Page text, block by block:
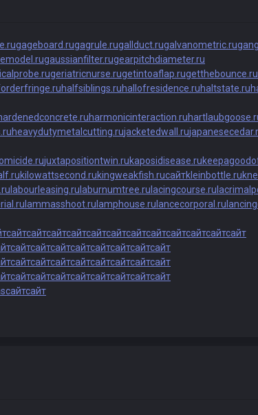
gageboard.rugagrule.rugallduct.rugalvanometric.ru
gaussianfilter.rugearpitchdiameter.ru
geriatricnurse.rugetintoaflap.rugetthebounce.ru
halfsiblings.ruhallofresidence.ruhaltstate.ru
harmonicinteraction.ru
heavydutymetalcutting.rujacketedwall.ru
juxtapositiontwin.rukaposidisease.ru
kilowattsecond.rukingweakfish.ruсайтkleinbottle.ru
labourleasing.ru laburnumtree.ru lacingcourse.ru
lammasshoot.ru lamphouse.ru lancecorporal.ru
сайтсайтсайтсайтсайтсайтсайтсайтсайтсайтсайтсайт
сайтсайтсайтсайтсайтсайтсайтсайт
сайтсайтсайтсайтсайтсайтсайтсайт
сайтсайтсайтсайтсайтсайтсайтсайт
сайтсайт